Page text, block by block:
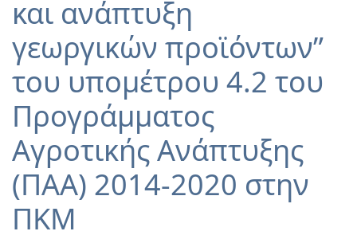
και ανάπτυξη
γεωργικών προϊόντων”
του υπομέτρου 4.2 του
Προγράμματος
Αγροτικής Ανάπτυξης
(ΠΑΑ) 2014-2020 στην
ΠΚΜ